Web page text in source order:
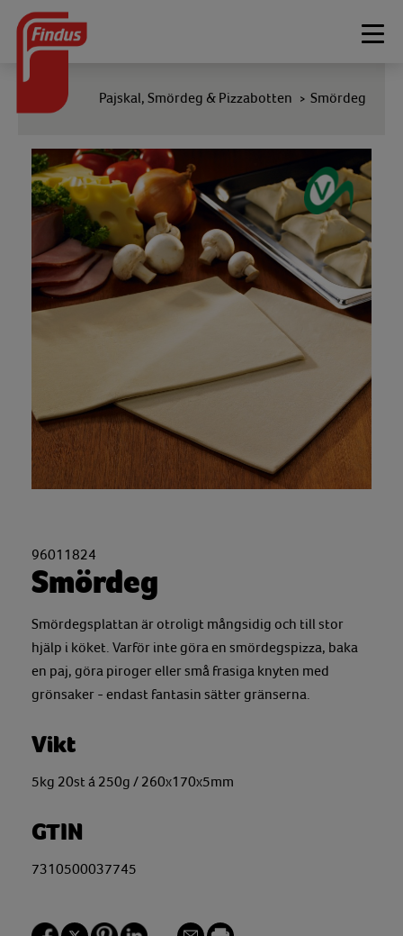
Pajskal, Smördeg & Pizzabotten > Smördeg
96011824
Smördeg
Smördegsplattan är otroligt mångsidig och till stor
hjälp i köket. Varför inte göra en smördegspizza, baka
en paj, göra piroger eller små frasiga knyten med
grönsaker - endast fantasin sätter gränserna.
Vikt
5kg 20st á 250g / 260x170x5mm
GTIN
7310500037745